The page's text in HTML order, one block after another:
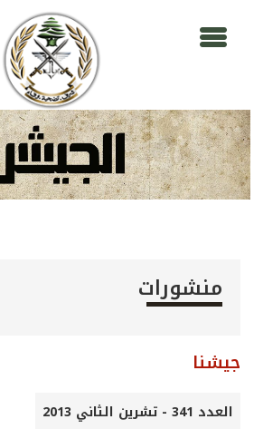
منشورات
جيشنا
العدد 341 - تشرين الثاني 2013